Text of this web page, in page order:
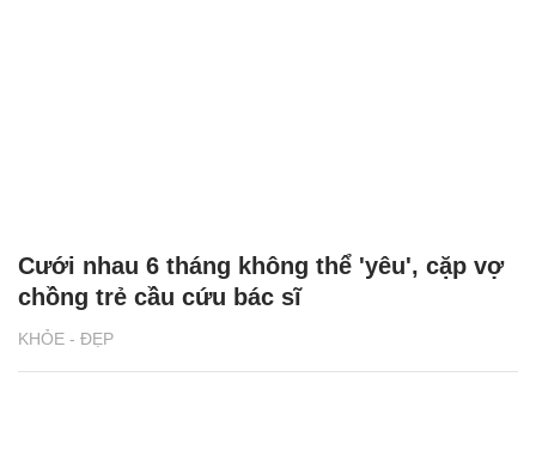
KHỎE - ĐẸP
Cưới nhau 6 tháng không thể 'yêu', cặp vợ
chồng trẻ cầu cứu bác sĩ